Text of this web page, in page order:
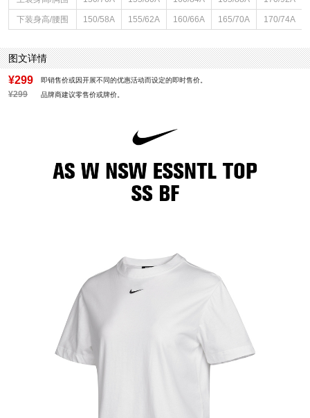
下装身高/腰围 150/58A 155/62A 160/66A 165/70A 170/74A
图文详情
¥299 即销售价或因开展不同的优惠活动而设定的即时售价。
¥299 品牌商建议零售价或牌价。